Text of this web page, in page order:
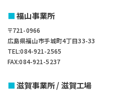
福山事業所
〒721-0966
広島県福山市手城町4丁目33-33
TEL:084-921-2565
FAX:084-921-5237
滋賀事業所 / 滋賀工場